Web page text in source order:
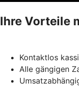
Ihre Vorteile
Kontaktlos
Alle gängigen